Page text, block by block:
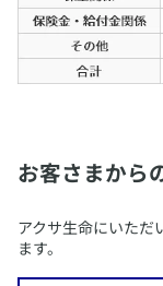
お客さまから
アクサ生命にいただ
ます。